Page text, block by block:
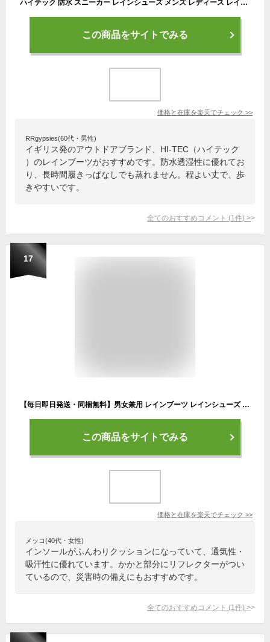
ハイテック 防水 スニーカー レインシューズ メンズ レディース レインブーツ アマクロ 防水スニーカー ハイカット カジュアルシューズ HI-TEC AMACRO HI II
この商品をサイトでみる
価格と在庫を楽天でチェック >>
RRgypsies(60代・男性)
イギリス発のアウトドアブランド、HI-TEC（ハイテック
）のレインブーツがおすすめです。防水透湿性に優れてお
り、長時間履きっぱなしでも蒸れません。程よい丈で、歩
きやすいです。
全てのおすすめコメント (1 件) >
17
【毎日即日発送・同梱無料】男女兼用 レインブーツ レインシューズ ショート サイドゴア 防滑 ファッショナブル カジュアル メンズ レディース 22.5cm 23.0cm 23.5cm 24.0cm 24.5cm 25.0cm 25.5cm 26.0cm 26.5cm 27.0cm 27.5cm 28.0cm 29.0cm jw_20088
この商品をサイトでみる
価格と在庫を楽天でチェック >>
メッコ(40代・女性)
インソールがふんわりクッションになっていて、通気性・
吸汗性に優れています。かかと部分にリフレクターがつい
ているので、災害時の備えにもおすすめです。
全てのおすすめコメント (1 件) >